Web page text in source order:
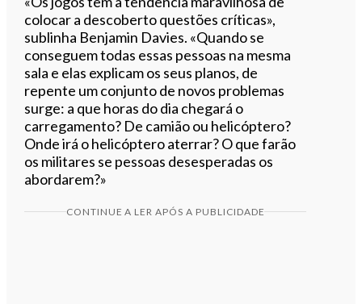
colocar a descoberto questões críticas»,
sublinha Benjamin Davies. «Quando se
conseguem todas essas pessoas na mesma
sala e elas explicam os seus planos, de
repente um conjunto de novos problemas
surge: a que horas do dia chegará o
carregamento? De camião ou helicóptero?
Onde irá o helicóptero aterrar? O que farão
os militares se pessoas desesperadas os
abordarem?»
CONTINUE A LER APÓS A PUBLICIDADE